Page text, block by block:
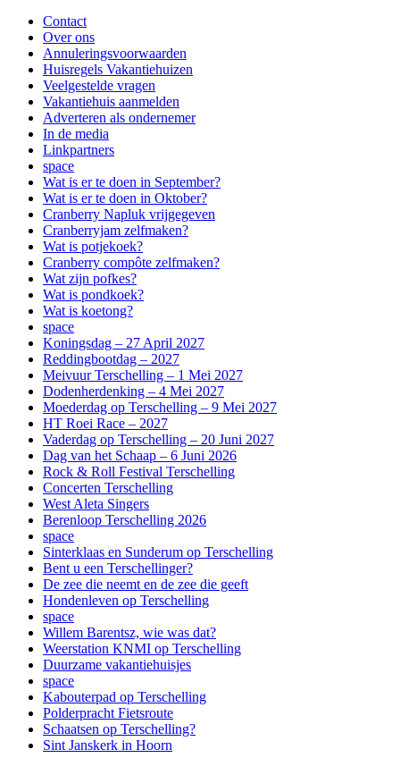
Contact
Over ons
Annuleringsvoorwaarden
Huisregels Vakantiehuizen
Veelgestelde vragen
Vakantiehuis aanmelden
Adverteren als ondernemer
In de media
Linkpartners
space
Wat is er te doen in September?
Wat is er te doen in Oktober?
Cranberry Napluk vrijgegeven
Cranberryjam zelfmaken?
Wat is potjekoek?
Cranberry compôte zelfmaken?
Wat zijn pofkes?
Wat is pondkoek?
Wat is koetong?
space
Koningsdag – 27 April 2027
Reddingbootdag – 2027
Meivuur Terschelling – 1 Mei 2027
Dodenherdenking – 4 Mei 2027
Moederdag op Terschelling – 9 Mei 2027
HT Roei Race – 2027
Vaderdag op Terschelling – 20 Juni 2027
Dag van het Schaap – 6 Juni 2026
Rock & Roll Festival Terschelling
Concerten Terschelling
West Aleta Singers
Berenloop Terschelling 2026
space
Sinterklaas en Sunderum op Terschelling
Bent u een Terschellinger?
De zee die neemt en de zee die geeft
Hondenleven op Terschelling
space
Willem Barentsz, wie was dat?
Weerstation KNMI op Terschelling
Duurzame vakantiehuisjes
space
Kabouterpad op Terschelling
Polderpracht Fietsroute
Schaatsen op Terschelling?
Sint Janskerk in Hoorn